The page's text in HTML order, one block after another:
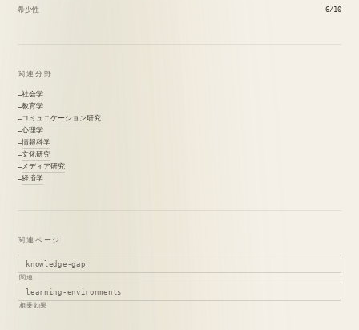
希少性 6/10
関連分野
社会学
教育学
コミュニケーション研究
心理学
情報科学
文化研究
メディア研究
経済学
関連ページ
knowledge-gap
関連
learning-environments
相乗効果